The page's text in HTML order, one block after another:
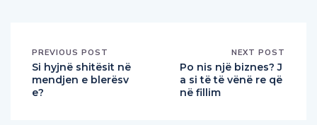
PREVIOUS POST
Si hyjnë shitësit në
mendjen e blerësv
e?
NEXT POST
Po nis një biznes? J
a si të të vënë re që
në fillim